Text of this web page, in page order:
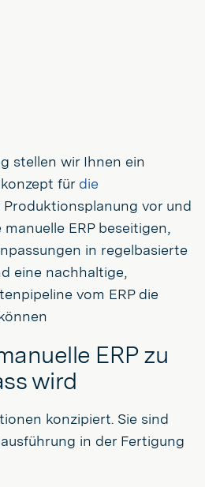
stellen wir Ihnen ein
für die
Produktionsplanung vor und
ERP beseitigen,
in regelbasierte
eine nachhaltige,
vom ERP die
ERP zu
wird
konzipiert. Sie sind
in der Fertigung